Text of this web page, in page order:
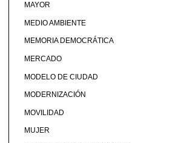
MAYOR
MEDIO AMBIENTE
MEMORIA DEMOCRÁTICA
MERCADO
MODELO DE CIUDAD
MODERNIZACIÓN
MOVILIDAD
MUJER